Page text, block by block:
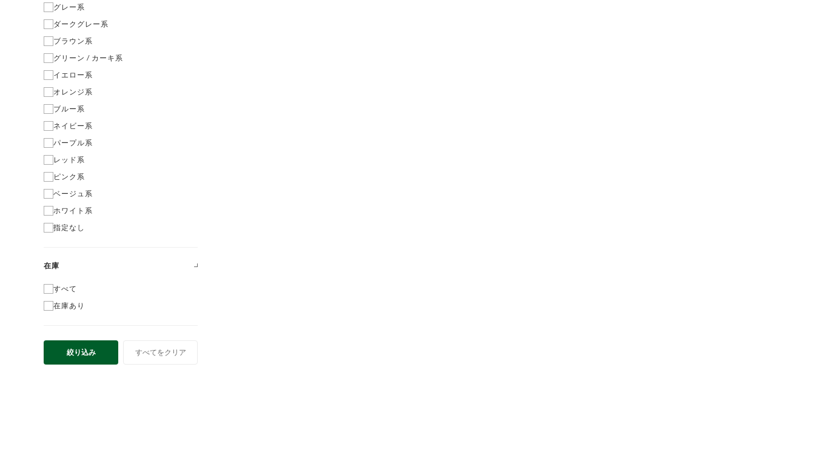
グレー系
ダークグレー系
ブラウン系
グリーン / カーキ系
イエロー系
オレンジ系
ブルー系
ネイビー系
パープル系
レッド系
ピンク系
ベージュ系
ホワイト系
指定なし
在庫
すべて
在庫あり
絞り込み すべてをクリア